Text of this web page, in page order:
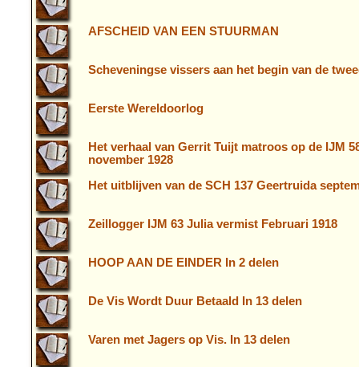
AFSCHEID VAN EEN STUURMAN
Scheveningse vissers aan het begin van de
Eerste Wereldoorlog
Het verhaal van Gerrit Tuijt matroos op de IJM
november 1928
Het uitblijven van de SCH 137 Geertruida
Zeillogger IJM 63 Julia vermist Februari 1918
HOOP AAN DE EINDER In 2 delen
De Vis Wordt Duur Betaald In 13 delen
Varen met Jagers op Vis. In 13 delen